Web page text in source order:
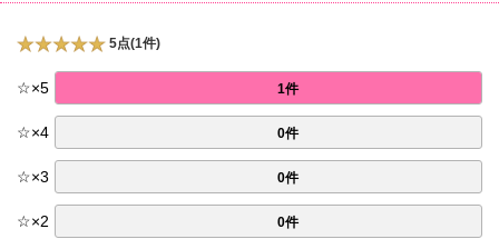
5点(1件)
☆×5 1件
☆×4 0件
☆×3 0件
☆×2 0件